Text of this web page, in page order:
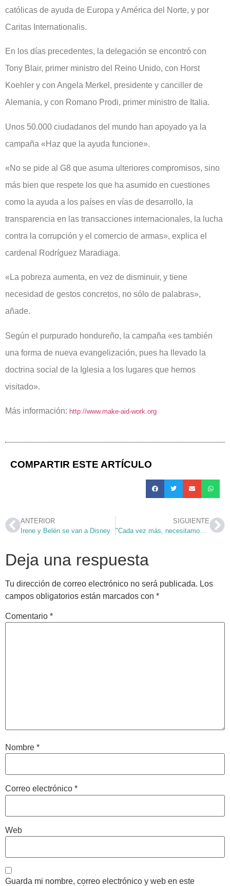
católicas de ayuda de Europa y América del Norte, y por
Caritas Internationalis.
En los días precedentes, la delegación se encontró con
Tony Blair, primer ministro del Reino Unido, con Horst
Koehler y con Angela Merkel, presidente y canciller de
Alemania, y con Romano Prodi, primer ministro de Italia.
Unos 50.000 ciudadanos del mundo han apoyado ya la
campaña «Haz que la ayuda funcione».
«No se pide al G8 que asuma ulteriores compromisos, sino
más bien que respete los que ha asumido en cuestiones
como la ayuda a los países en vías de desarrollo, la
transparencia en las transacciones internacionales, la lucha
contra la corrupción y el comercio de armas», explica el
cardenal Rodríguez Maradiaga.
«La pobreza aumenta, en vez de disminuir, y tiene
necesidad de gestos concretos, no sólo de palabras»,
añade.
Según el purpurado hondureño, la campaña «es también
una forma de nueva evangelización, pues ha llevado la
doctrina social de la Iglesia a los lugares que hemos
visitado».
Más información: http://www.make-aid-work.org
COMPARTIR ESTE ARTÍCULO
ANTERIOR
Irene y Belén se van a Disney
SIGUIENTE
"Cada vez más, necesitamos tu compromiso"
Deja una respuesta
Tu dirección de correo electrónico no será publicada. Los
campos obligatorios están marcados con *
Comentario *
Nombre *
Correo electrónico *
Web
Guarda mi nombre, correo electrónico y web en este